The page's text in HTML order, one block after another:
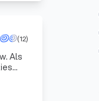
(12)
Als